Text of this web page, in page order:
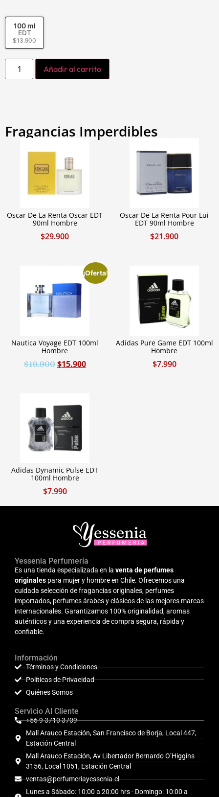
100 ml
EDT
$13.900
Añadir al carrito
Fragancias Imperdibles
Oscar De La Renta Oscar EDT
90ml Hombre
$29.900
Oscar De La Renta Pour Lui
EDT 90ml Hombre
$21.900
¡Oferta!
Nautica Voyage EDT 100ml
Hombre
$19.900 $15.900
Adidas Pure Game EDT 100ml
Hombre
$7.990
Adidas Dynamic Pulse EDT
100ml Hombre
$7.990
Yessenia Perfumería
Es una tienda especializada en la venta de perfumes
originales para mujer y hombre en Chile. Ofrecemos una
cuidada selección de fragancias originales, perfumes
importados, perfumes árabes y clásicos de las mejores marcas
internacionales. Garantizamos 100% originalidad, aromas
auténticos y una experiencia de compra segura, rápida y
confiable.
Información
Términos y Condiciones
Políticas de Privacidad
Quiénes Somos
Servicio Al Cliente
+56 9 3710 3709
Mall Arauco Estación, San Francisco de Borja, Local 447,
Estación Central
Mall Arauco Estación, Av Libertador Bernardo O’Higgins
3156, Local 1051, Estación Central
ventas@perfumeriayessenia.cl
Lunes a Sábado: 10:00 a 20:00 hrs - Domingo: 10:00 a